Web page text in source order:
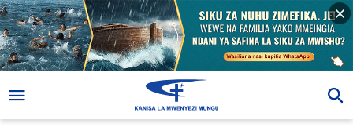
64. Kiburi Huja Kabla ya Kuanguka